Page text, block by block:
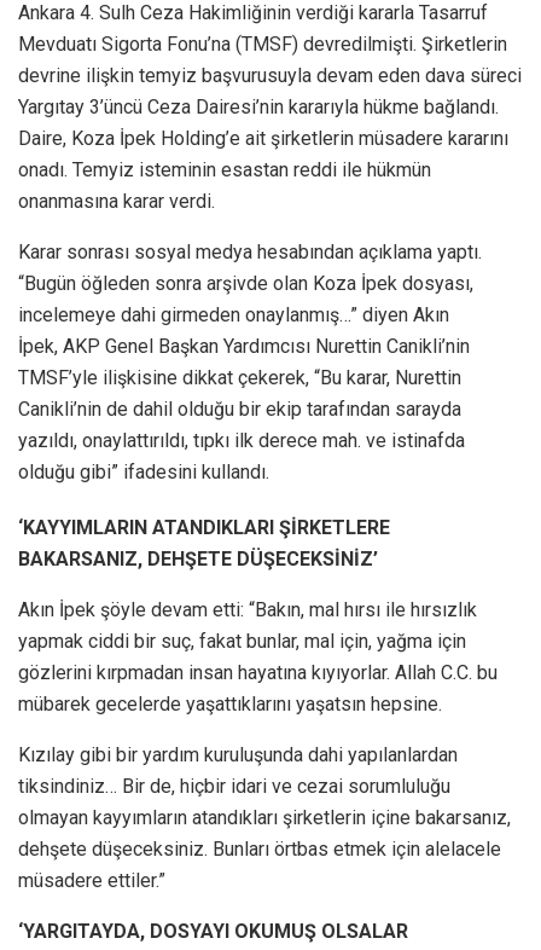
Ankara 4. Sulh Ceza Hakimliğinin verdiği kararla Tasarruf
Mevduatı Sigorta Fonu’na (TMSF) devredilmişti. Şirketlerin
devrine ilişkin temyiz başvurusuyla devam eden dava süreci
Yargıtay 3’üncü Ceza Dairesi’nin kararıyla hükme bağlandı.
Daire, Koza İpek Holding’e ait şirketlerin müsadere kararını
onadı. Temyiz isteminin esastan reddi ile hükmün
onanmasına karar verdi.
Karar sonrası sosyal medya hesabından açıklama yaptı.
“Bugün öğleden sonra arşivde olan Koza İpek dosyası,
incelemeye dahi girmeden onaylanmış…” diyen Akın
İpek, AKP Genel Başkan Yardımcısı Nurettin Canikli’nin
TMSF’yle ilişkisine dikkat çekerek, “Bu karar, Nurettin
Canikli’nin de dahil olduğu bir ekip tarafından sarayda
yazıldı, onaylattırıldı, tıpkı ilk derece mah. ve istinafda
olduğu gibi” ifadesini kullandı.
‘KAYYIMLARIN ATANDIKLARI ŞİRKETLERE
BAKARSANIZ, DEHŞETE DÜŞECEKSİNİZ’
Akın İpek şöyle devam etti: “Bakın, mal hırsı ile hırsızlık
yapmak ciddi bir suç, fakat bunlar, mal için, yağma için
gözlerini kırpmadan insan hayatına kıyıyorlar. Allah C.C. bu
mübarek gecelerde yaşattıklarını yaşatsın hepsine.
Kızılay gibi bir yardım kuruluşunda dahi yapılanlardan
tiksindiniz… Bir de, hiçbir idari ve cezai sorumluluğu
olmayan kayyımların atandıkları şirketlerin içine bakarsanız,
dehşete düşeceksiniz. Bunları örtbas etmek için alelacele
müsadere ettiler.”
‘YARGITAYDA, DOSYAYI OKUMUŞ OLSALAR